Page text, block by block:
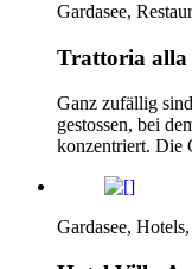
Gardasee,
Trattoria alla
Ganz zufällig
gestossen, bei
konzentriert. Die
Gardasee,